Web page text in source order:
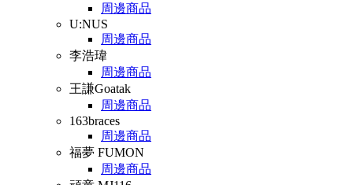
周邊商品
U:NUS
周邊商品
李浩瑋
周邊商品
王謙Goatak
周邊商品
163braces
周邊商品
福夢 FUMON
周邊商品